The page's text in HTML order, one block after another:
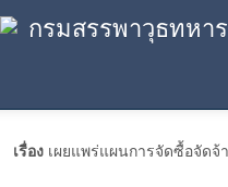
กรมสรรพาวุธทหา
ประกาศเผยแพร่แผน
เรื่อง เผยแพร่แผนการจัดซื้อจัด